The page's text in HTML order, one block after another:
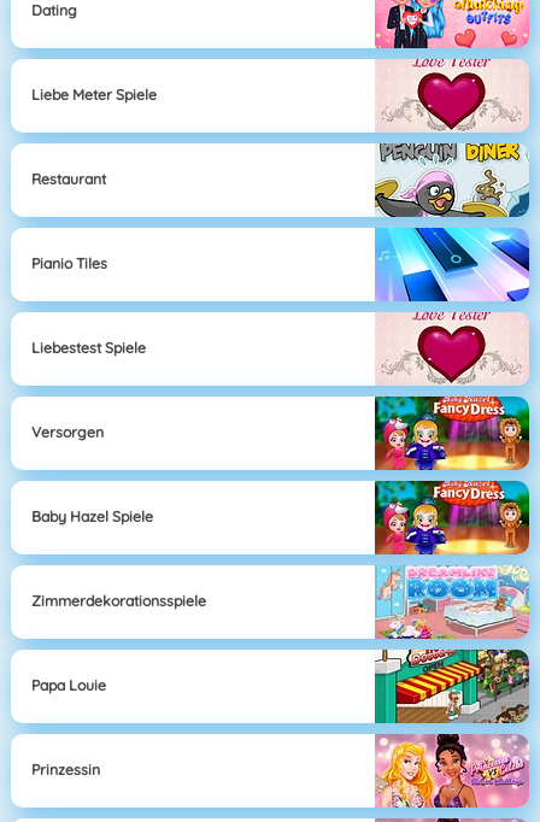
Dating
Liebe Meter Spiele
Restaurant
Pianio Tiles
Liebestest Spiele
Versorgen
Baby Hazel Spiele
Zimmerdekorationsspiele
Papa Louie
Prinzessin